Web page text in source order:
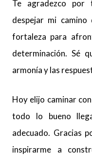
Te agradezco por
despejar mi
fortaleza para
determinación. Sé
armonía y las
Hoy elijo caminar
todo lo bueno
adecuado. Gracias
inspirarme a